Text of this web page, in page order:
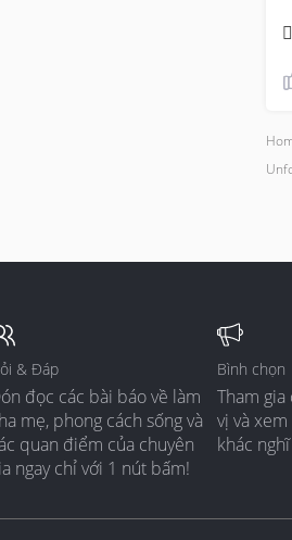
& Đáp
đọc các bài báo về làm
mẹ, phong cách sống và
quan điểm của chuyên
ngay chỉ với 1 nút bấm!
Bình chọn
Tham
vị và
khác